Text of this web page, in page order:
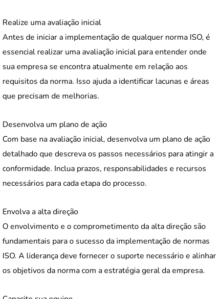
Realize uma avaliação inicial
Antes de iniciar a implementação de qualquer norma ISO, é
essencial realizar uma avaliação inicial para entender onde
sua empresa se encontra atualmente em relação aos
requisitos da norma. Isso ajuda a identificar lacunas e áreas
que precisam de melhorias.
Desenvolva um plano de ação
Com base na avaliação inicial, desenvolva um plano de ação
detalhado que descreva os passos necessários para atingir a
conformidade. Inclua prazos, responsabilidades e recursos
necessários para cada etapa do processo.
Envolva a alta direção
O envolvimento e o comprometimento da alta direção são
fundamentais para o sucesso da implementação de normas
ISO. A liderança deve fornecer o suporte necessário e alinhar
os objetivos da norma com a estratégia geral da empresa.